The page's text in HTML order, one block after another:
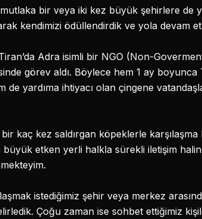
mutlaka bir veya iki kez büyük şehirlere
kendimizi ödüllendirdik ve yola devam
Adra isimli bir NGO (Non-
görev aldı. Böylece hem 1 ay boyunca
de yardıma ihtiyacı olan çingene
kaç kez saldırgan köpeklerle
büyük etken yerli halkla sürekli iletişim
istediğimiz şehir veya merkez
Çoğu zaman ise sohbet ettiğimiz